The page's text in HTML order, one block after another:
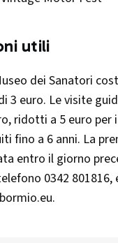
utili
dei Sanatori
3 euro. Le visite
ridotti a 5 euro per
fino a 6 anni. La
entro il giorno
0342 801816,